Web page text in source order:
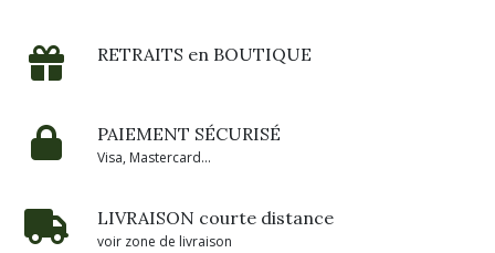
RETRAITS en BOUTIQUE
PAIEMENT SÉCURISÉ
Visa, Mastercard...
LIVRAISON courte distance
voir zone de livraison